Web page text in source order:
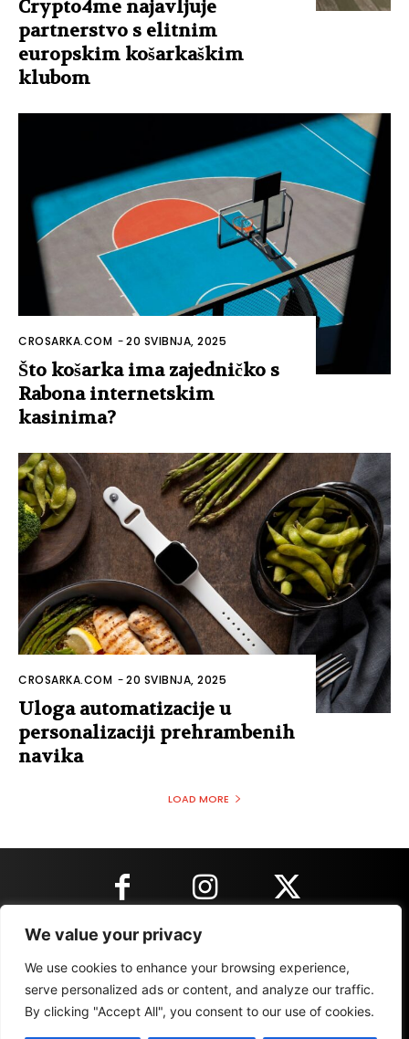
We value your privacy
We use cookies to enhance your browsing experience,
serve personalized ads or content, and analyze our traffic.
By clicking "Accept All", you consent to our use of cookies.
CROSARKA.COM -20 SVIBNJA, 2025
Što košarka ima zajedničko s
Rabona internetskim
CROSARKA.COM - 20 SVIBNJA, 2025
Uloga automatizacije u
personalizaciji prehrambenih
LOAD MORE
KONTAKT INFORMACIJE
IMPRESSUM MARKETING REZULTATI